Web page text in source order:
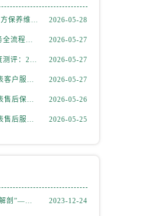
2026年6月劳力士官方保养维修中心搬迁及新开网点补充最终告知文件 2026-05-28
劳力士售后客户服务全流程解析：官方电话与全国服务网点布局（2026年6月最新更新） 2026-05-27
劳力士手表维修深度测评：2026年6月最新官方售后服务网点全盘点 2026-05-27
2026最新劳力士腕表客户服务点地址考察报告 2026-05-27
2026最新劳力士手表售后保养中心地址考察报告 2026-05-26
2026最新劳力士手表售后服务点地址实地探访报告 2026-05-25
劳力士腕表部位大“解剖”——劳力士大讲堂开课啦！ 2023-12-24